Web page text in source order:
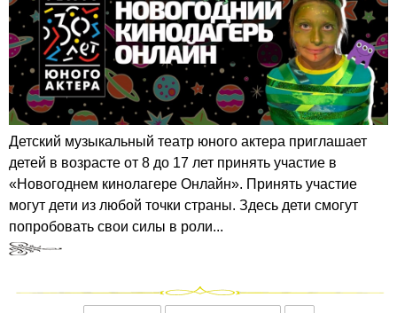
Детский музыкальный театр юного актера приглашает
детей в возрасте от 8 до 17 лет принять участие в
«Новогоднем кинолагере Онлайн». Принять участие
могут дети из любой точки страны. Здесь дети смогут
попробовать свои силы в роли...